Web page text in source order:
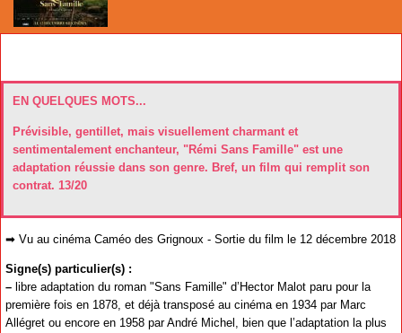
EN QUELQUES MOTS...
Prévisible, gentillet, mais visuellement charmant et
sentimentalement enchanteur, "Rémi Sans Famille" est une
adaptation réussie dans son genre. Bref, un film qui remplit son
contrat. 13/20
➡ Vu au cinéma Caméo des Grignoux - Sortie du film le 12 décembre 2018
Signe(s) particulier(s) :
– libre adaptation du roman "Sans Famille" d’Hector Malot paru pour la
première fois en 1878, et déjà transposé au cinéma en 1934 par Marc
Allégret ou encore en 1958 par André Michel, bien que l’adaptation la plus